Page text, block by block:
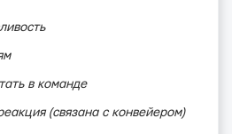
в команде
(связана с конвейером)